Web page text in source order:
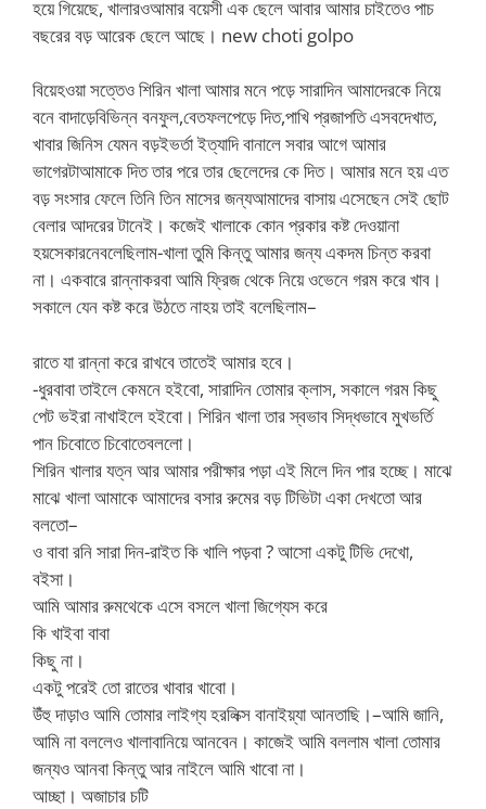
হয়ে গিয়েছে, খালারওআমার বয়েসী এক ছেলে আবার আমার চাইতেও পাচ
বছরের বড় আরেক ছেলে আছে। new choti golpo
বিয়েহওয়া সত্তেও শিরিন খালা আমার মনে পড়ে সারাদিন আমাদেরকে নিয়ে
বনে বাদাড়েবিভিন্ন বনফুল,বেতফলপেড়ে দিত,পাখি প্রজাপতি এসবদেখাত,
খাবার জিনিস যেমন বড়ইভর্তা ইত্যাদি বানালে সবার আগে আমার
ভাগেরটাআমাকে দিত তার পরে তার ছেলেদের কে দিত। আমার মনে হয় এত
বড় সংসার ফেলে তিনি তিন মাসের জন্যআমাদের বাসায় এসেছেন সেই ছোট
বেলার আদরের টানেই। কজেই খালাকে কোন প্রকার কষ্ট দেওয়ানা
হয়সেকারনেবলেছিলাম-খালা তুমি কিন্তু আমার জন্য একদম চিন্ত করবা
না। একবারে রান্নাকরবা আমি ফ্রিজ থেকে নিয়ে ওভেনে গরম করে খাব।
সকালে যেন কষ্ট করে উঠতে নাহয় তাই বলেছিলাম–
রাতে যা রান্না করে রাখবে তাতেই আমার হবে।
-ধুরবাবা তাইলে কেমনে হইবো, সারাদিন তোমার ক্লাস, সকালে গরম কিছু
পেট ভইরা নাখাইলে হইবো। শিরিন খালা তার স্বভাব সিদ্ধভাবে মুখভর্তি
পান চিবোতে চিবোতেবললো।
শিরিন খালার যত্ন আর আমার পরীক্ষার পড়া এই মিলে দিন পার হচ্ছে। মাঝে
মাঝে খালা আমাকে আমাদের বসার রুমের বড় টিভিটা একা দেখতো আর
বলতো–
ও বাবা রনি সারা দিন-রাইত কি খালি পড়বা ? আসো একটু টিভি দেখো,
বইসা।
আমি আমার রুমথেকে এসে বসলে খালা জিগ্যেস করে
কি খাইবা বাবা
কিছু না।
একটু পরেই তো রাতের খাবার খাবো।
উঁহু দাড়াও আমি তোমার লাইগ্য হরলিক্স বানাইয়্যা আনতাছি।–আমি জানি,
আমি না বললেও খালাবানিয়ে আনবেন। কাজেই আমি বললাম খালা তোমার
জন্যও আনবা কিন্তু আর নাইলে আমি খাবো না।
আচ্ছা। অজাচার চটি